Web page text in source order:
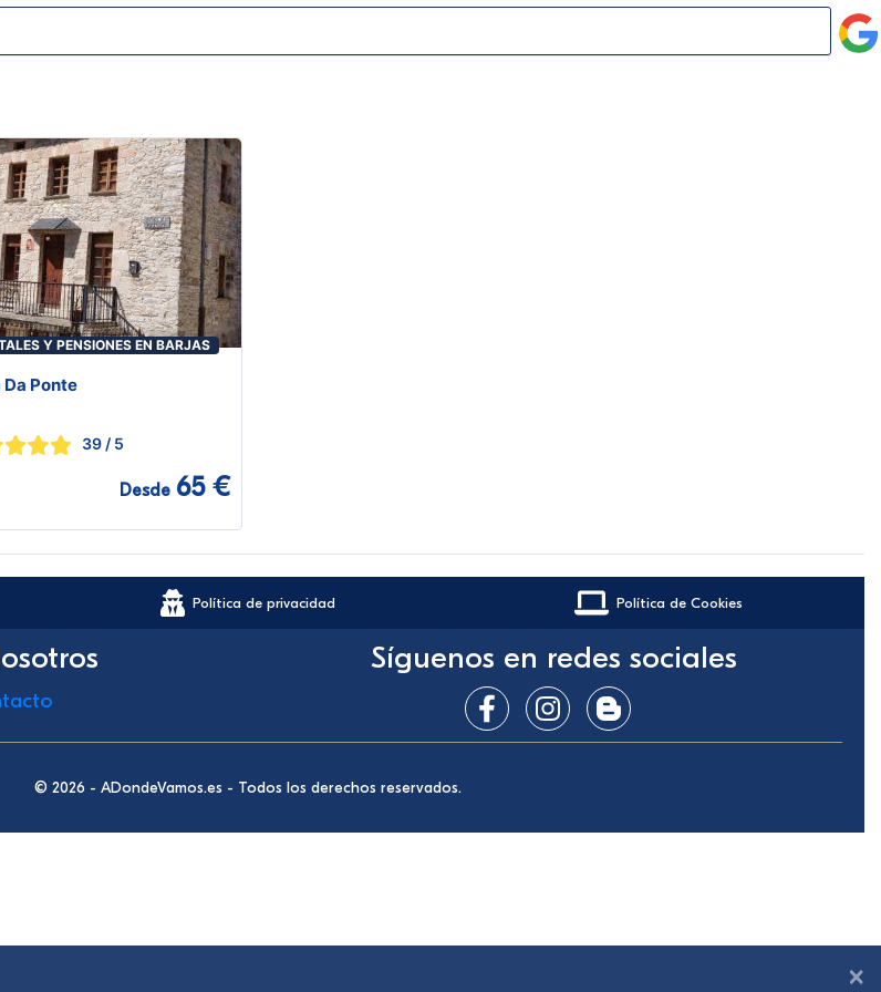
Y PENSIONES EN BARJAS
Da Ponte
39 / 5
Desde 65 €
Política de privacidad Política de Cookies
Síguenos en redes sociales
© 2026 - ADondeVamos.es - Todos los derechos reservados.
×